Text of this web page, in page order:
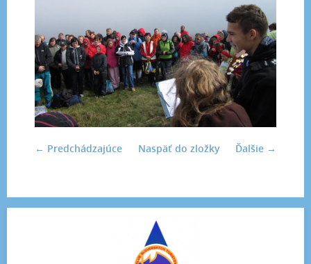
← Predchádzajúce Ďalšie →
Naspäť do zložky